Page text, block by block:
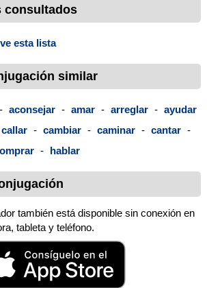
consultados
esta lista
similar
- aconsejar - amar - arreglar - ayudar
callar - cambiar - caminar - cantar -
- hablar
también está disponible sin conexión en
tableta y teléfono.